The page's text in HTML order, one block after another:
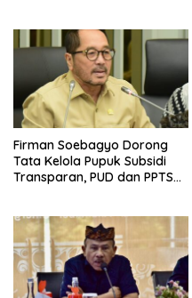
Firman Soebagyo Dorong
Tata Kelola Pupuk Subsidi
Transparan, PUD dan PPTS